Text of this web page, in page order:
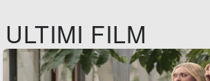
ULTIMI FILM